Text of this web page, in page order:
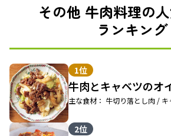
その他 牛肉料理の
ランキング
1位
牛肉とキャベツのオ
主な食材： 牛切り落とし肉 / キ
2位